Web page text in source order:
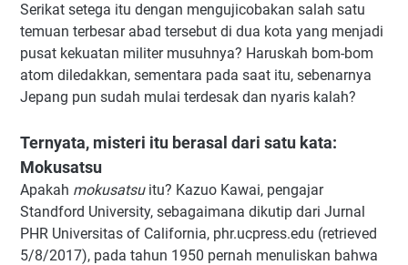
Serikat setega itu dengan mengujicobakan salah satu
temuan terbesar abad tersebut di dua kota yang menjadi
pusat kekuatan militer musuhnya? Haruskah bom-bom
atom diledakkan, sementara pada saat itu, sebenarnya
Jepang pun sudah mulai terdesak dan nyaris kalah?
Ternyata, misteri itu berasal dari satu kata:
Mokusatsu
Apakah mokusatsuitu? Kazuo Kawai, pengajar
Standford University, sebagaimana dikutip dari Jurnal
PHR Universitas of California, phr.ucpress.edu (retrieved
5/8/2017), pada tahun 1950 pernah menuliskan bahwa